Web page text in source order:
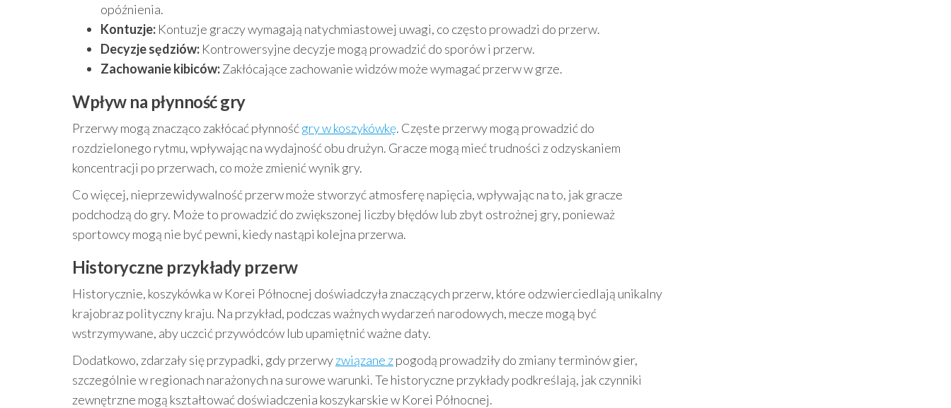
opóźnienia.
Kontuzje: Kontuzje graczy wymagają natychmiastowej uwagi, co często prowadzi do przerw.
Decyzje sędziów: Kontrowersyjne decyzje mogą prowadzić do sporów i przerw.
Zachowanie kibiców:Zakłócające zachowanie widzów może wymagać przerw w grze.
Wpływ na płynność gry
Przerwy mogą znacząco zakłócać płynnośćgry w koszykówkę. Częste przerwy mogą prowadzić do
rozdzielonego rytmu, wpływając na wydajność obu drużyn. Gracze mogą mieć trudności z odzyskaniem
koncentracji po przerwach, co może zmienić wynik gry.
Co więcej, nieprzewidywalność przerw może stworzyć atmosferę napięcia, wpływając na to, jak gracze
podchodzą do gry. Może to prowadzić do zwiększonej liczby błędów lub zbyt ostrożnej gry, ponieważ
sportowcy mogą nie być pewni, kiedy nastąpi kolejna przerwa.
Historyczne przykłady przerw
Historycznie, koszykówka w Korei Północnej doświadczyła znaczących przerw, które odzwierciedlają unikalny
krajobraz polityczny kraju. Na przykład, podczas ważnych wydarzeń narodowych, mecze mogą być
wstrzymywane, aby uczcić przywódców lub upamiętnić ważne daty.
Dodatkowo, zdarzały się przypadki, gdy przerwyzwiązane zpogodą prowadziły do zmiany terminów gier,
szczególnie w regionach narażonych na surowe warunki. Te historyczne przykłady podkreślają, jak czynniki
zewnętrzne mogą kształtować doświadczenia koszykarskie w Korei Północnej.